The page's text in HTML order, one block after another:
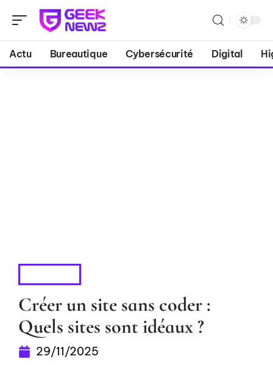
Actu Bureautique Cybersécurité Digital
Créer un site sans coder :
Quels sites sont idéaux ?
29/11/2025